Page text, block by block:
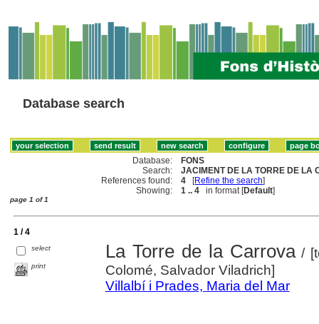
Database search
Database:
FONS
Search:
JACIMENT DE LA TORRE DE LA
References found:
4 [Refine the search]
Showing:
1 .. 4 in format [Default]
page 1 of 1
1 / 4
select
print
La Torre de la Carrova/
Colomé, Salvador Viladrich]
Villalbí i Prades, Maria del Mar